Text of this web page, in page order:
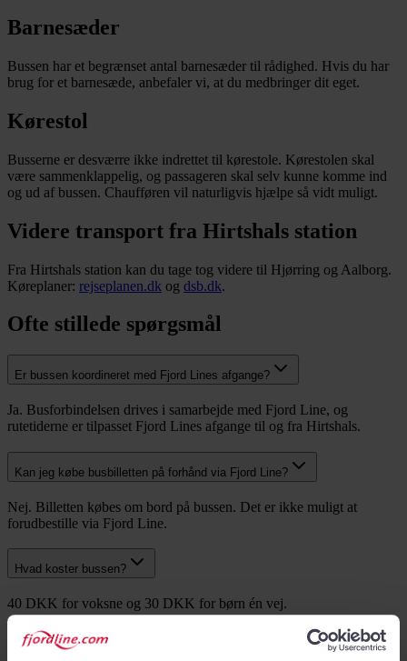
Barnesæder
Bussen har et begrænset antal barnesæder til rådighed. Hvis du har
brug for et barnesæde, anbefaler vi, at du medbringer dit eget.
Kørestol
Busserne er desværre ikke indrettet til kørestole. Kørestolen skal
være sammenklappelig, og passageren skal selv kunne komme ind
og ud af bussen. Chaufføren vil naturligvis hjælpe så vidt muligt.
Videre transport fra Hirtshals station
Fra Hirtshals station kan du tage tog videre til Hjørring og Aalborg.
Køreplaner: rejseplanen.dk og dsb.dk.
Ofte stillede spørgsmål
Er bussen koordineret med Fjord Lines afgange?
Ja. Busforbindelsen drives i samarbejde med Fjord Line, og
rutetiderne er tilpasset Fjord Lines afgange til og fra Hirtshals.
Kan jeg købe busbilletten på forhånd via Fjord Line?
Nej. Billetten købes om bord på bussen. Det er ikke muligt at
forudbestille via Fjord Line.
Hvad koster bussen?
40 DKK for voksne og 30 DKK for børn én vej.
Hvordan kommer jeg fra Hirtshals til Aalborg?